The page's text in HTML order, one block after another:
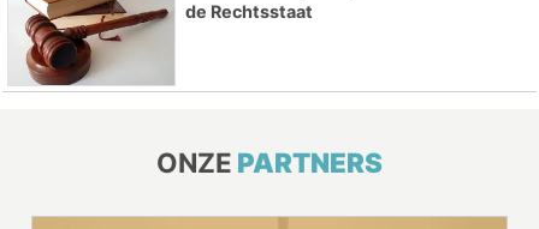
de Rechtsstaat
ONZE PARTNERS